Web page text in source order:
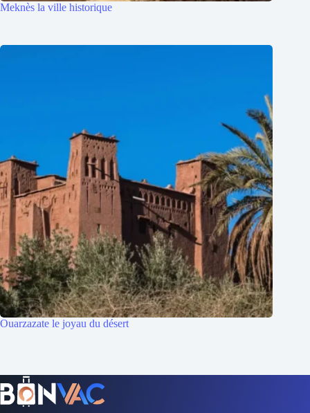
Meknès la ville historique
Ouarzazate le joyau du désert